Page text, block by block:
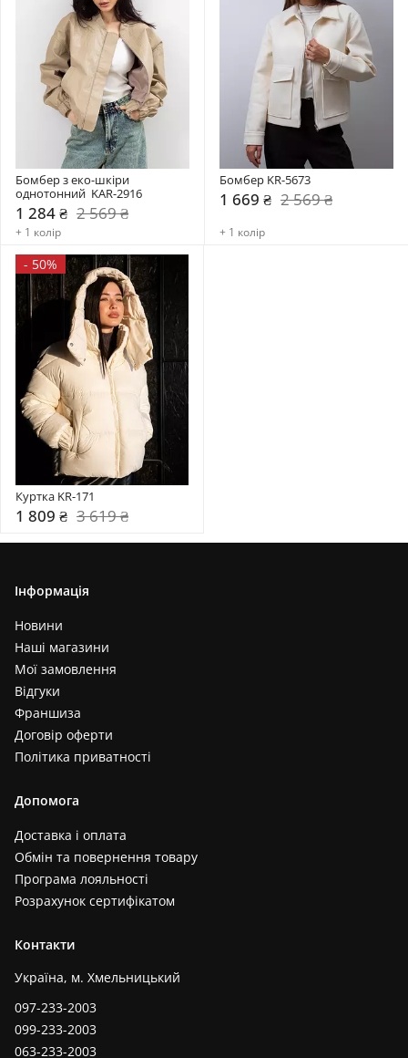
Бомбер з еко-шкіри
однотонний  KAR-2916
1 284 ₴ 2 569 ₴
+ 1 колір
Бомбер KR-5673
1 669 ₴ 2 569 ₴
+ 1 колір
- 50%
Куртка KR-171
1 809 ₴ 3 619 ₴
Інформація
Новини
Наші магазини
Мої замовлення
Відгуки
Франшиза
Договір оферти
Політика приватності
Допомога
Доставка і оплата
Обмін та повернення товару
Програма лояльності
Розрахунок сертифікатом
Контакти
Україна, м. Хмельницький
097-233-2003
099-233-2003
063-233-2003